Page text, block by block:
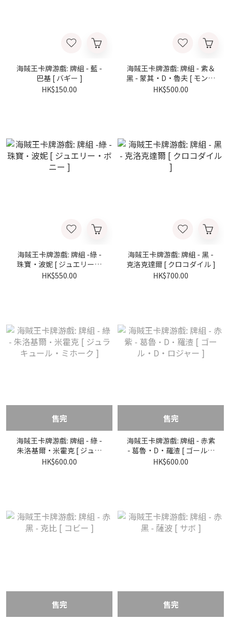
海賊王卡牌游戲: 牌組 - 藍 -
巴基 [ バギー ]
HK$150.00
海賊王卡牌游戲: 牌組 - 紫＆
黑 - 蒙其·D·魯夫 [ モンキ
ー・D・ルフィ ]
HK$500.00
海賊王卡牌游戲: 牌組 -綠 -
珠寶·波妮 [ ジュエリー・
ボニー ]
HK$550.00
海賊王卡牌游戲: 牌組 - 黑 -
克洛克達爾 [ クロコダイル ]
HK$700.00
售完
海賊王卡牌游戲: 牌組 - 綠 -
朱洛基爾·米霍克 [ ジュラ
キュール・ミホーク ]
HK$600.00
售完
海賊王卡牌游戲: 牌組 - 赤紫
- 葛魯·D·羅渣 [ ゴール・
D・ロジャー ]
HK$600.00
售完 售完